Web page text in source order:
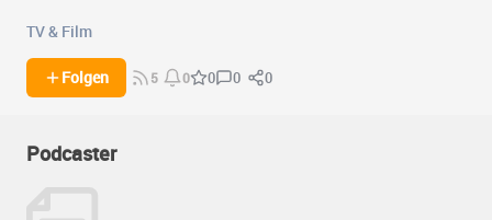
TV & Film
Folgen 5 0 0 0 0
Podcaster